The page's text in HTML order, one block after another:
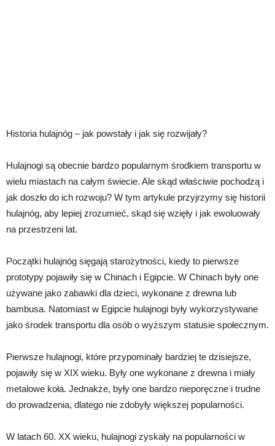
Historia hulajnóg – jak powstały i jak się rozwijały?
Hulajnogi są obecnie bardzo popularnym środkiem transportu w
wielu miastach na całym świecie. Ale skąd właściwie pochodzą i
jak doszło do ich rozwoju? W tym artykule przyjrzymy się historii
hulajnóg, aby lepiej zrozumieć, skąd się wzięły i jak ewoluowały
na przestrzeni lat.
Początki hulajnóg sięgają starożytności, kiedy to pierwsze
prototypy pojawiły się w Chinach i Egipcie. W Chinach były one
używane jako zabawki dla dzieci, wykonane z drewna lub
bambusa. Natomiast w Egipcie hulajnogi były wykorzystywane
jako środek transportu dla osób o wyższym statusie społecznym.
Pierwsze hulajnogi, które przypominały bardziej te dzisiejsze,
pojawiły się w XIX wieku. Były one wykonane z drewna i miały
metalowe koła. Jednakże, były one bardzo nieporęczne i trudne
do prowadzenia, dlatego nie zdobyły większej popularności.
W latach 60. XX wieku, hulajnogi zyskały na popularności w